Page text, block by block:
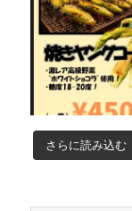
さらに読み込む